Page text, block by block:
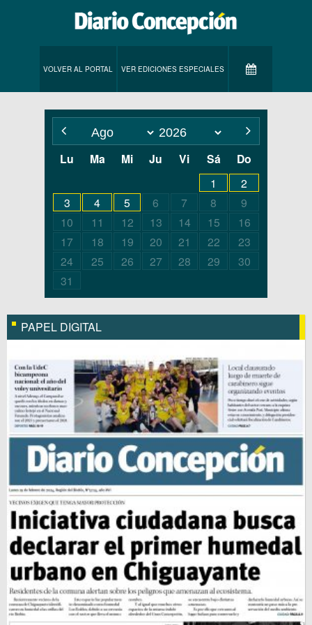
VOLVER AL PORTAL VER EDICIONES ESPECIALES
Lu Ma Mi Ju Vi Sá Do
1
2
3
4 5 6 7 8
9
10
11 12 13 14 15
16
17
18 19 20 21 22
23
24
25 26 27 28 29
30
31
PAPEL DIGITAL